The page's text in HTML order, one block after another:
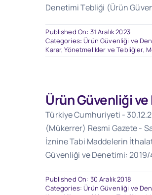
Denetimi Tebliği (Ürün
Published On: 31 Aralık 2023
Categories: Ürün Güvenliği ve
Karar, Yönetmelikler ve Tebliğler,
Ürün Güvenliği
Türkiye Cumhuriyeti -
(Mükerrer) Resmi Gazete -
İznine Tabi Maddelerin
Güvenliği ve Denetimi:
Published On: 30 Aralık 2018
Categories: Ürün Güvenliği ve